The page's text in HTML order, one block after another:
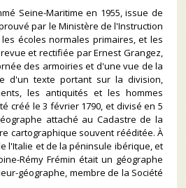
Seine-Maritime en 1955, issue de
par le Ministère de l'Instruction
écoles normales primaires, et les
et rectifiée par Ernest Grangez,
des armoiries et d'une vue de la
d'un texte portant sur la division,
les antiquités et les hommes
créé le 3 février 1790, et divisé en 5
attaché au Cadastre de la
cartographique souvent rééditée. À
l'Italie et de la péninsule ibérique, et
Rémy Frémin était un géographe
géographe, membre de la Société